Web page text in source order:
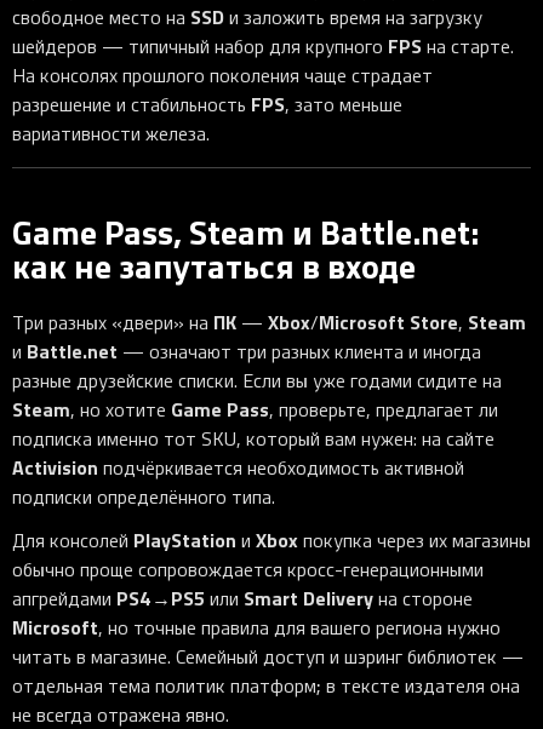
свободное место на SSDи заложить время на загрузку
шейдеров — типичный набор для крупного FPSна старте.
На консолях прошлого поколения чаще страдает
разрешение и стабильность FPS, зато меньше
вариативности железа.
Game Pass, Steam и Battle.net:
как не запутаться в входе
Три разных «двери» на ПК — Xbox/Microsoft Store, Steam
и Battle.net — означают три разных клиента и иногда
разные друзейские списки. Если вы уже годами сидите на
Steam, но хотите Game Pass, проверьте, предлагает ли
подписка именно тот SKU, который вам нужен: на сайте
Activision подчёркивается необходимость активной
подписки определённого типа.
Для консолей PlayStation и Xboxпокупка через их магазины
обычно проще сопровождается кросс-генерационными
апгрейдами PS4→PS5 или Smart Deliveryна стороне
Microsoft, но точные правила для вашего региона нужно
читать в магазине. Семейный доступ и шэринг библиотек —
отдельная тема политик платформ; в тексте издателя она
не всегда отражена явно.